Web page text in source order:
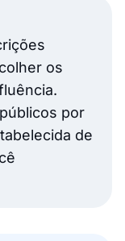
os
por
de